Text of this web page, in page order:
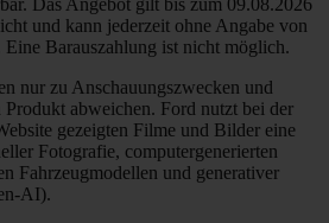
Das Angebot gilt bis zum 09.08.2026
und kann jederzeit ohne Angabe von
Eine Barauszahlung ist nicht möglich.
nur zu Anschauungszwecken und
abweichen. Ford nutzt bei der
gezeigten Filme und Bilder eine
Fotografie, computergenerierten
Fahrzeugmodellen und generativer
AI).